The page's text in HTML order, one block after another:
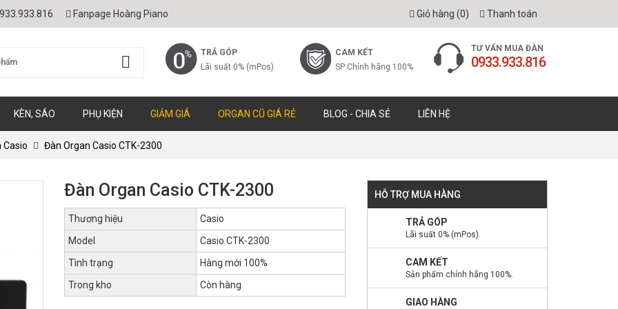
Fanpage Hoàng Piano Thanh toán
Giỏ hàng (0)
TRẢ GÓP
Lãi suất 0% (mPos)
CAM KẾT
SP Chính hãng 100%
TƯ VẤN MUA ĐÀN
0933.933.816
KÈN, SÁO PHỤ KIỆN GIẢM GIÁ ORGAN CŨ GIÁ RẺ BLOG - CHIA SẺ LIÊN HỆ
Casio Đàn Organ Casio CTK-2300
Đàn Organ Casio CTK-2300
Thương hiệu
Casio
Model
Casio CTK-2300
Tình trạng
Hàng mới 100%
Trong kho
Còn hàng
HỖ TRỢ MUA HÀNG
TRẢ GÓP
Lãi suất 0% (mPos).
CAM KẾT
Sản phẩm chính hãng 100%.
GIAO HÀNG